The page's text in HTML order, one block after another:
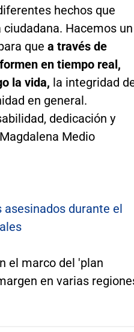
hechos que
Hacemos un
que a través de
en tiempo real,
la vida, la integridad
en general.
dedicación y
Medio
durante el
el marco del 'plan
en varias